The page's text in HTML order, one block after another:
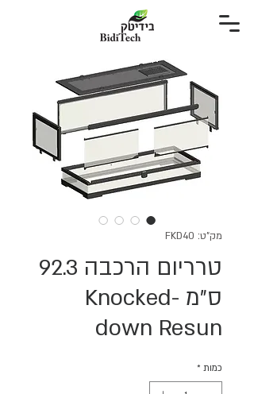
מק"ט: FKD40
טרריום הרכבה 92.3
ס"מ Knocked-
down Resun
כמות *